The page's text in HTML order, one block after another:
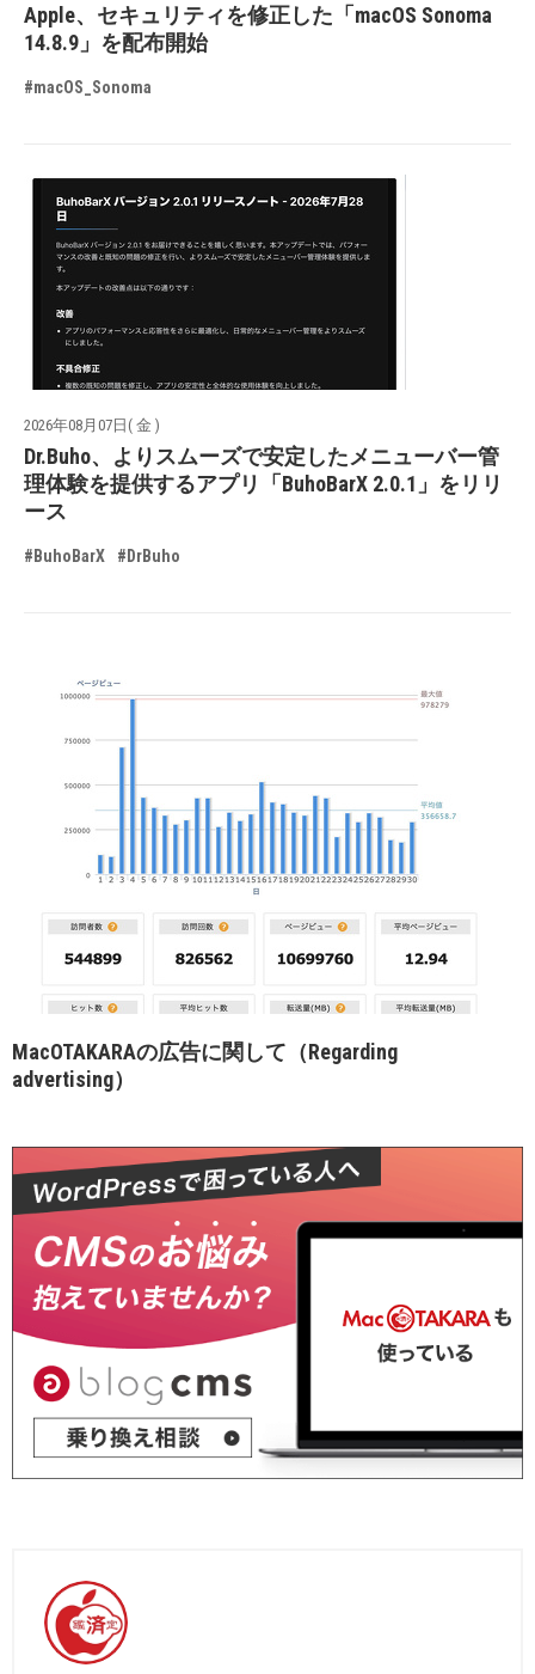
Apple、セキュリティを修正した「macOS Sonoma
14.8.9」を配布開始
#macOS_Sonoma
2026年08月07日( 金 )
Dr.Buho、よりスムーズで安定したメニューバー管
理体験を提供するアプリ「BuhoBarX 2.0.1」をリリ
ース
#BuhoBarX #DrBuho
MacOTAKARAの広告に関して（Regarding
advertising）